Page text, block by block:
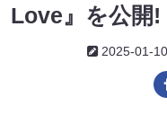
Love』を公開!
2025-01-10